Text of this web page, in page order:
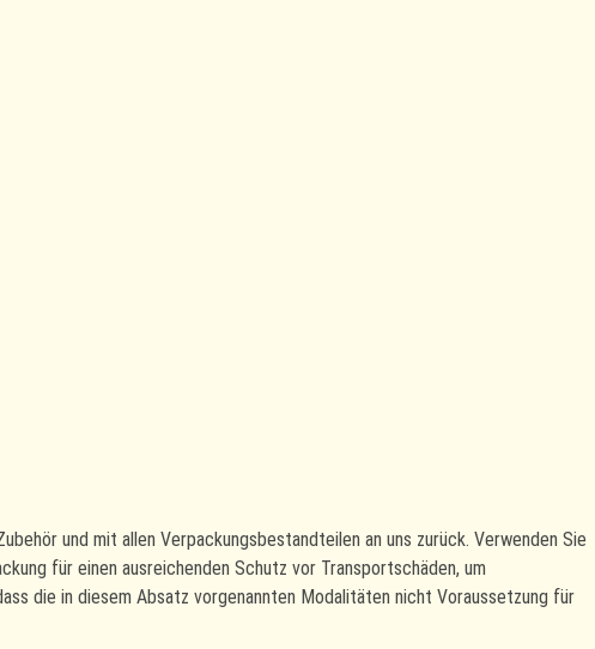
und mit allen Verpackungsbestandteilen an uns zurück. Verwenden Sie
für einen ausreichenden Schutz vor Transportschäden, um
die in diesem Absatz vorgenannten Modalitäten nicht Voraussetzung für